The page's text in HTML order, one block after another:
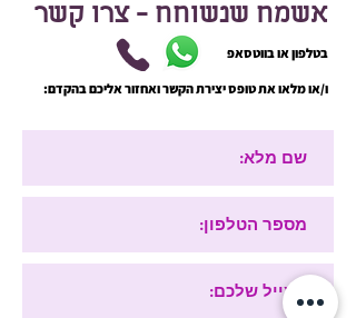
אשמח שנשוחח - צרו קשר
בטלפון או בווטסאפ
ו/או מלאו את טופס יצירת הקשר ואחזור אליכם בהקדם: